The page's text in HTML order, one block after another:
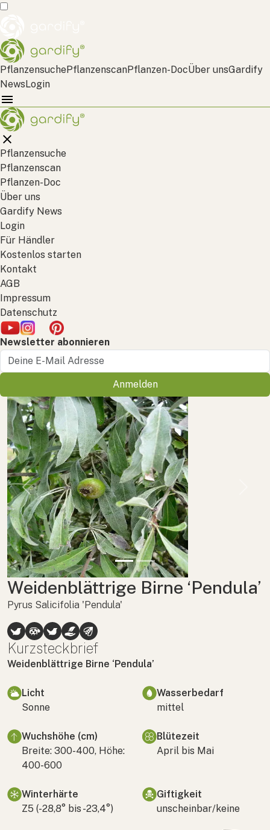
PflanzensuchePflanzenscanPflanzen-DocÜber unsGardify
NewsLogin
Pflanzensuche
Pflanzenscan
Pflanzen-Doc
Über uns
Gardify News
Login
Für Händler
Kostenlos starten
Kontakt
AGB
Impressum
Datenschutz
Newsletter abonnieren
Anmelden
Previous
Weidenblättrige Birne ‘Pendula’
Pyrus Salicifolia 'Pendula'
Kurzsteckbrief
Weidenblättrige Birne ‘Pendula’
Licht
Sonne
Wasserbedarf
mittel
Wuchshöhe (cm)
Breite: 300-400, Höhe:
400-600
Blütezeit
April bis Mai
Winterhärte
Z5 (-28,8° bis -23,4°)
Giftigkeit
unscheinbar/keine